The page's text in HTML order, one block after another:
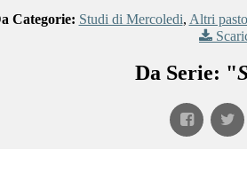
Categorie: Studi di Mercoledi, Altri
Da Serie: "